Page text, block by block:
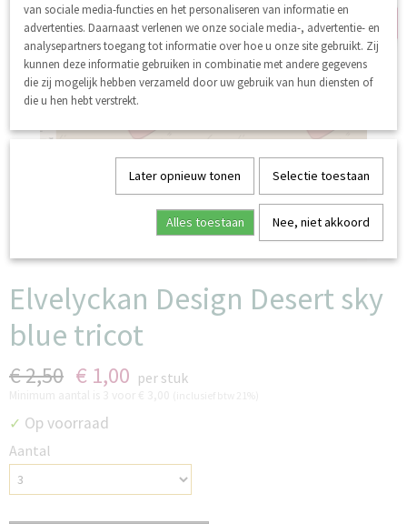
Elvelyckan Design Desert sky
blue tricot
€ 2,50 € 1,00 per stuk
✓ Op voorraad
Aantal
van sociale media-functies en het personaliseren van informatie en
advertenties. Daarnaast verlenen we onze sociale media-, advertentie- en
analysepartners toegang tot informatie over hoe u onze site gebruikt. Zij
kunnen deze informatie gebruiken in combinatie met andere gegevens
die zij mogelijk hebben verzameld door uw gebruik van hun diensten of
die u hen hebt verstrekt.
Later opnieuw tonen Selectie toestaan
Alles toestaan Nee, niet akkoord